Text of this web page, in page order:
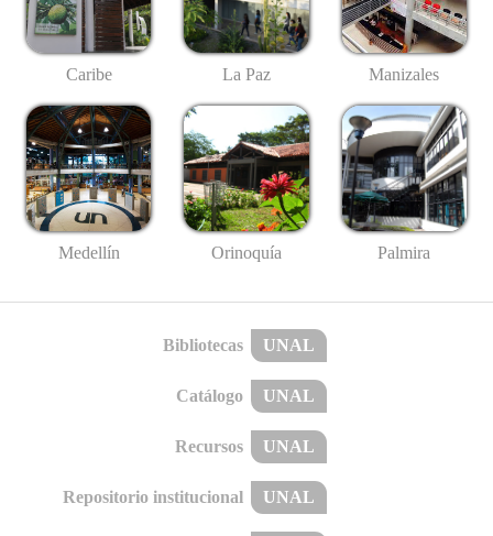
Caribe La Paz Manizales
Medellín Orinoquía Palmira
Bibliotecas UNAL
Catálogo UNAL
Recursos UNAL
Repositorio institucional UNAL